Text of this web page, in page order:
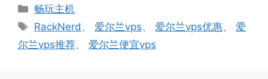
分
类
畅玩主机
标
签
RackNerd 、爱尔兰vps、爱尔兰vps优惠、爱
尔兰vps推荐、 爱尔兰便宜vps